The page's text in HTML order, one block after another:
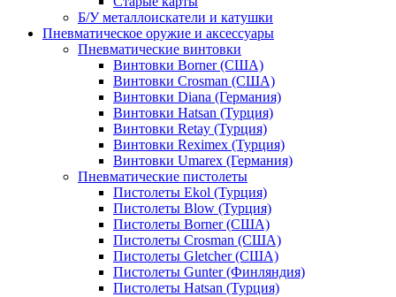
Б/У металлоискатели и катушки
Пневматическое оружие и аксессуары
Пневматические винтовки
Винтовки Borner (США)
Винтовки Crosman (США)
Винтовки Diana (Германия)
Винтовки Hatsan (Турция)
Винтовки Retay (Турция)
Винтовки Reximex (Турция)
Винтовки Umarex (Германия)
Пневматические пистолеты
Пистолеты Ekol (Турция)
Пистолеты Blow (Турция)
Пистолеты Borner (США)
Пистолеты Crosman (США)
Пистолеты Gletcher (США)
Пистолеты Gunter (Финляндия)
Пистолеты Hatsan (Турция)